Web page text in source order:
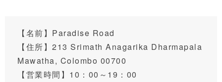
【名前】Paradise Road
【住所】 213 Srimath Anagarika Dharmapala
Mawatha, Colombo 00700
【営業時間】10：00～19：00